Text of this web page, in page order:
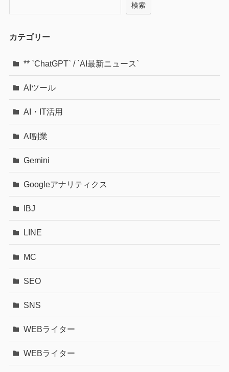
検索
カテゴリー
** `ChatGPT` / `AI最新ニュース`
AIツール
AI・IT活用
AI副業
Gemini
Googleアナリティクス
IBJ
LINE
MC
SEO
SNS
WEBライター
WEBライター